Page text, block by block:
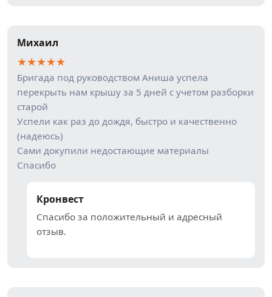
Михаил
★★★★★
Бригада под руководством Аниша успела
перекрыть нам крышу за 5 дней с учетом разборки
старой
Успели как раз до дождя, быстро и качественно
(надеюсь)
Сами докупили недостающие материалы
Спасибо
Кронвест
Спасибо за положительный и адресный
отзыв.